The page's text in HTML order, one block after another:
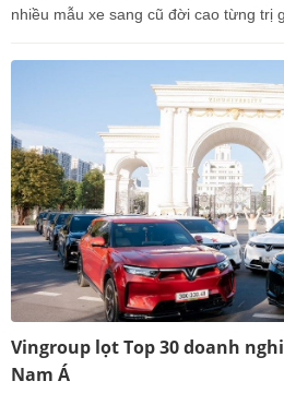
nhiều mẫu xe sang cũ đời cao từng trị
Vingroup lọt Top 30 doanh
Nam Á